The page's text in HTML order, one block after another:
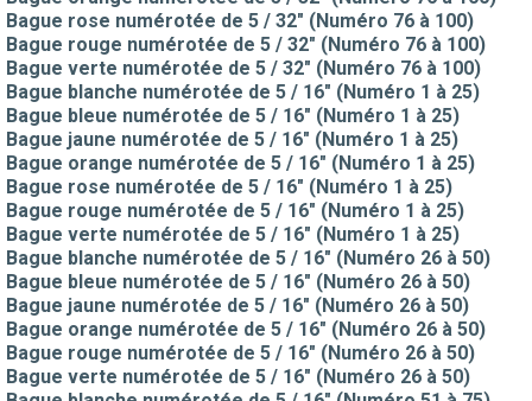
Bague rose numérotée de 5 / 32" (Numéro 76 à 100)
Bague rouge numérotée de 5 / 32" (Numéro 76 à 100)
Bague verte numérotée de 5 / 32" (Numéro 76 à 100)
Bague blanche numérotée de 5 / 16" (Numéro 1 à 25)
Bague bleue numérotée de 5 / 16" (Numéro 1 à 25)
Bague jaune numérotée de 5 / 16" (Numéro 1 à 25)
Bague orange numérotée de 5 / 16" (Numéro 1 à 25)
Bague rose numérotée de 5 / 16" (Numéro 1 à 25)
Bague rouge numérotée de 5 / 16" (Numéro 1 à 25)
Bague verte numérotée de 5 / 16" (Numéro 1 à 25)
Bague blanche numérotée de 5 / 16" (Numéro 26 à 50)
Bague bleue numérotée de 5 / 16" (Numéro 26 à 50)
Bague jaune numérotée de 5 / 16" (Numéro 26 à 50)
Bague orange numérotée de 5 / 16" (Numéro 26 à 50)
Bague rouge numérotée de 5 / 16" (Numéro 26 à 50)
Bague verte numérotée de 5 / 16" (Numéro 26 à 50)